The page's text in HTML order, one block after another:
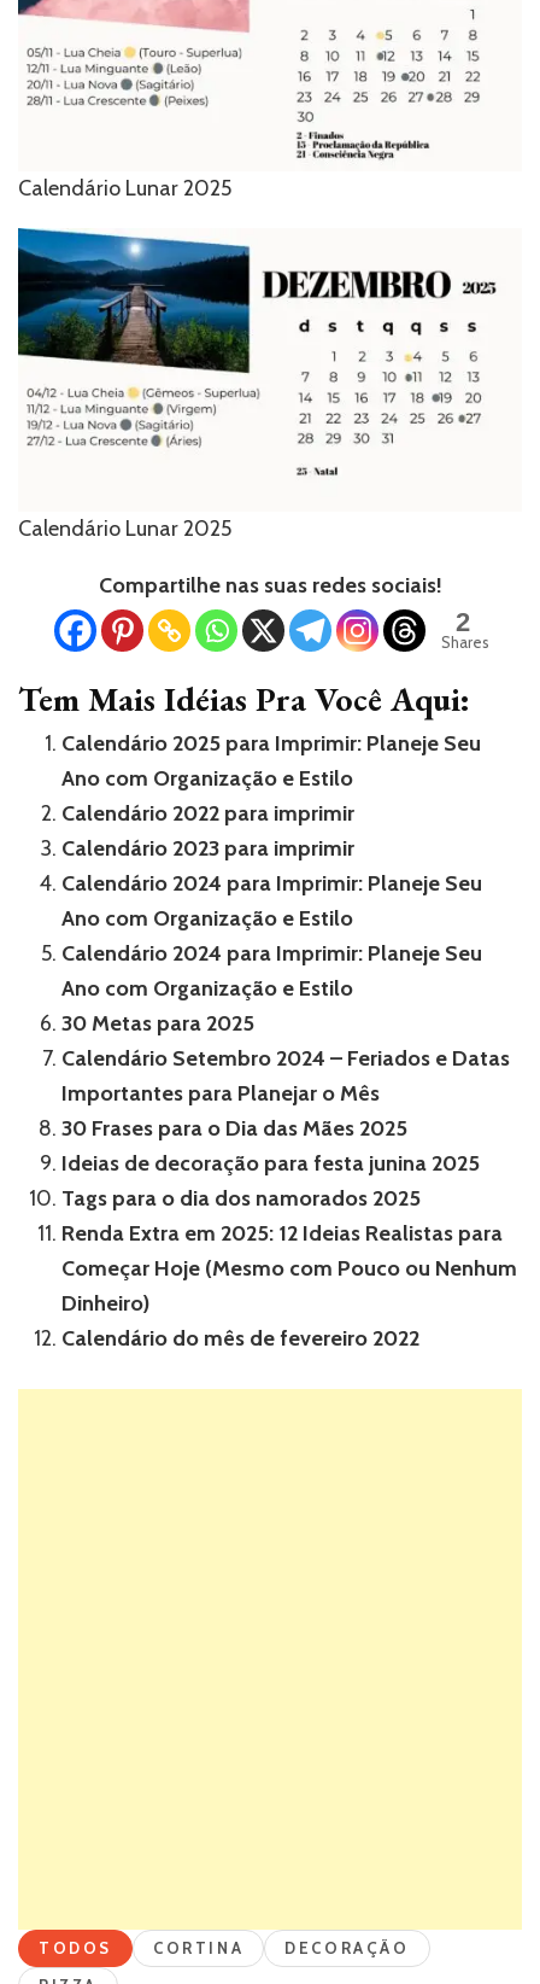
Calendário Lunar 2025
Calendário Lunar 2025
Compartilhe nas suas redes sociais!
2
Shares
Tem Mais Idéias Pra Você Aqui:
Calendário 2025 para Imprimir: Planeje Seu
Ano com Organização e Estilo
Calendário 2022 para imprimir
Calendário 2023 para imprimir
Calendário 2024 para Imprimir: Planeje Seu
Ano com Organização e Estilo
Calendário 2024 para Imprimir: Planeje Seu
Ano com Organização e Estilo
30 Metas para 2025
Calendário Setembro 2024 – Feriados e Datas
Importantes para Planejar o Mês
30 Frases para o Dia das Mães 2025
Ideias de decoração para festa junina 2025
Tags para o dia dos namorados 2025
Renda Extra em 2025: 12 Ideias Realistas para
Começar Hoje (Mesmo com Pouco ou Nenhum
Dinheiro)
Calendário do mês de fevereiro 2022
TODOS CORTINA
DECORAÇÃO